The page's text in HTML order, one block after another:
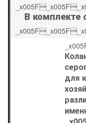
В комплекте
для